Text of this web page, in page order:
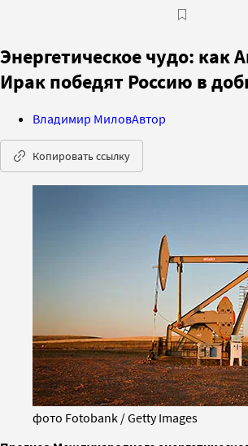
Энергетическое чудо: как
Ирак победят Россию в
Владимир МиловАвтор
Копировать ссылку
фото Fotobank / Getty Images